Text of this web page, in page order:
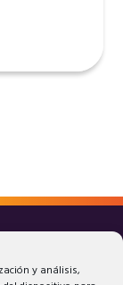
y análisis,